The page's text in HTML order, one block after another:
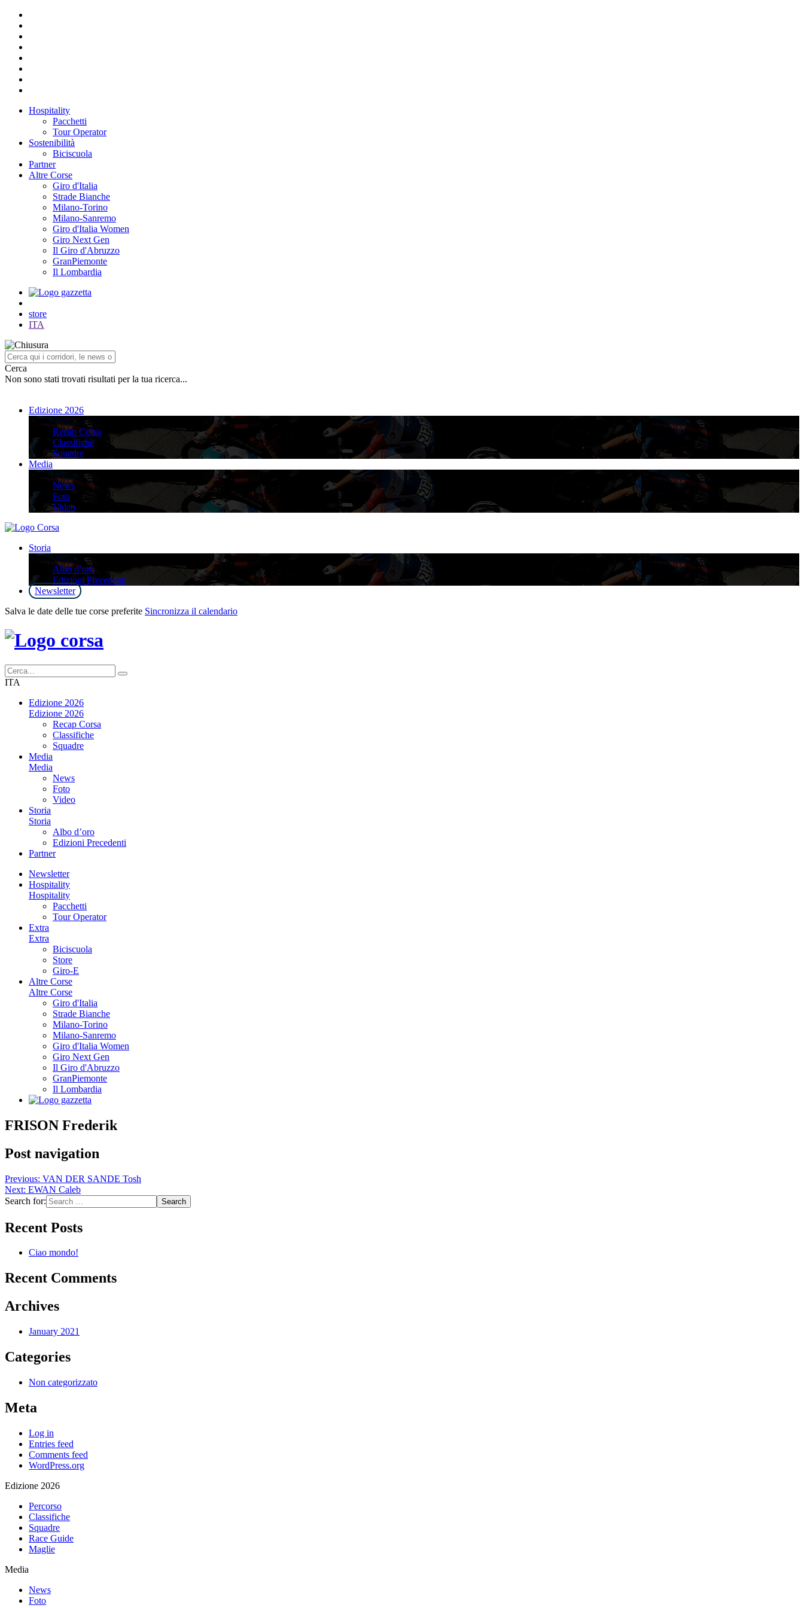
Hospitality
Pacchetti
Tour Operator
Sostenibilità
Biciscuola
Partner
Altre Corse
Giro d'Italia
Strade Bianche
Milano-Torino
Milano-Sanremo
Giro d'Italia Women
Giro Next Gen
Il Giro d'Abruzzo
GranPiemonte
Il Lombardia
store
ITA
Cerca
Non sono stati trovati risultati per la tua ricerca...
Edizione 2026
Edizione 2026
Recap Corsa
Classifiche
Squadre
Media
Media
News
Foto
Video
Storia
Storia
Albo d’oro
Edizioni Precedenti
Newsletter
Salva le date delle tue corse preferite Sincronizza il calendario
ITA
Edizione 2026
Edizione 2026
Recap Corsa
Classifiche
Squadre
Media
Media
News
Foto
Video
Storia
Storia
Albo d’oro
Edizioni Precedenti
Partner
Newsletter
Hospitality
Hospitality
Pacchetti
Tour Operator
Extra
Extra
Biciscuola
Store
Giro-E
Altre Corse
Altre Corse
Giro d'Italia
Strade Bianche
Milano-Torino
Milano-Sanremo
Giro d'Italia Women
Giro Next Gen
Il Giro d'Abruzzo
GranPiemonte
Il Lombardia
FRISON Frederik
Post navigation
Previous: VAN DER SANDE Tosh
Next: EWAN Caleb
Search for:
Recent Posts
Ciao mondo!
Recent Comments
Archives
January 2021
Categories
Non categorizzato
Meta
Log in
Entries feed
Comments feed
WordPress.org
Edizione 2026
Percorso
Classifiche
Squadre
Race Guide
Maglie
Media
News
Foto